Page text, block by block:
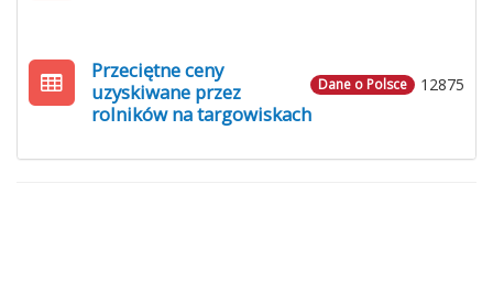
12875
Dane o Polsce
Przeciętne ceny
uzyskiwane przez
rolników na targowiskach